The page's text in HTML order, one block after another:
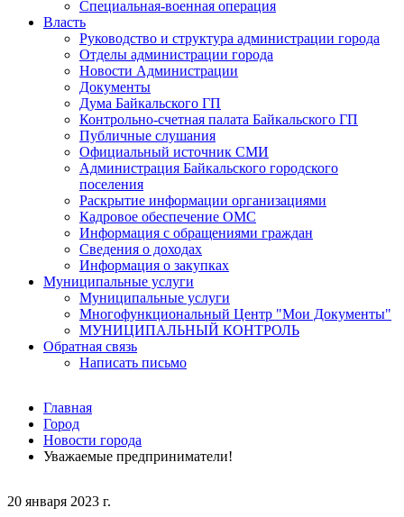
20 января 2023 г.
Специальная-военная операция
Власть
Руководство и структура администрации города
Отделы администрации города
Новости Администрации
Документы
Дума Байкальского ГП
Контрольно-счетная палата Байкальского ГП
Публичные слушания
Официальный источник СМИ
Администрация Байкальского городского
поселения
Раскрытие информации организациями
Кадровое обеспечение ОМС
Информация с обращениями граждан
Сведения о доходах
Информация о закупках
Муниципальные услуги
Муниципальные услуги
Многофункциональный Центр "Мои Документы"
МУНИЦИПАЛЬНЫЙ КОНТРОЛЬ
Обратная связь
Написать письмо
Главная
Город
Новости города
Уважаемые предприниматели!